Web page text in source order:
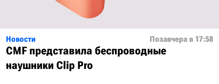
Новости Позавчера в 17:58
CMF представила беспроводные
наушники Clip Pro